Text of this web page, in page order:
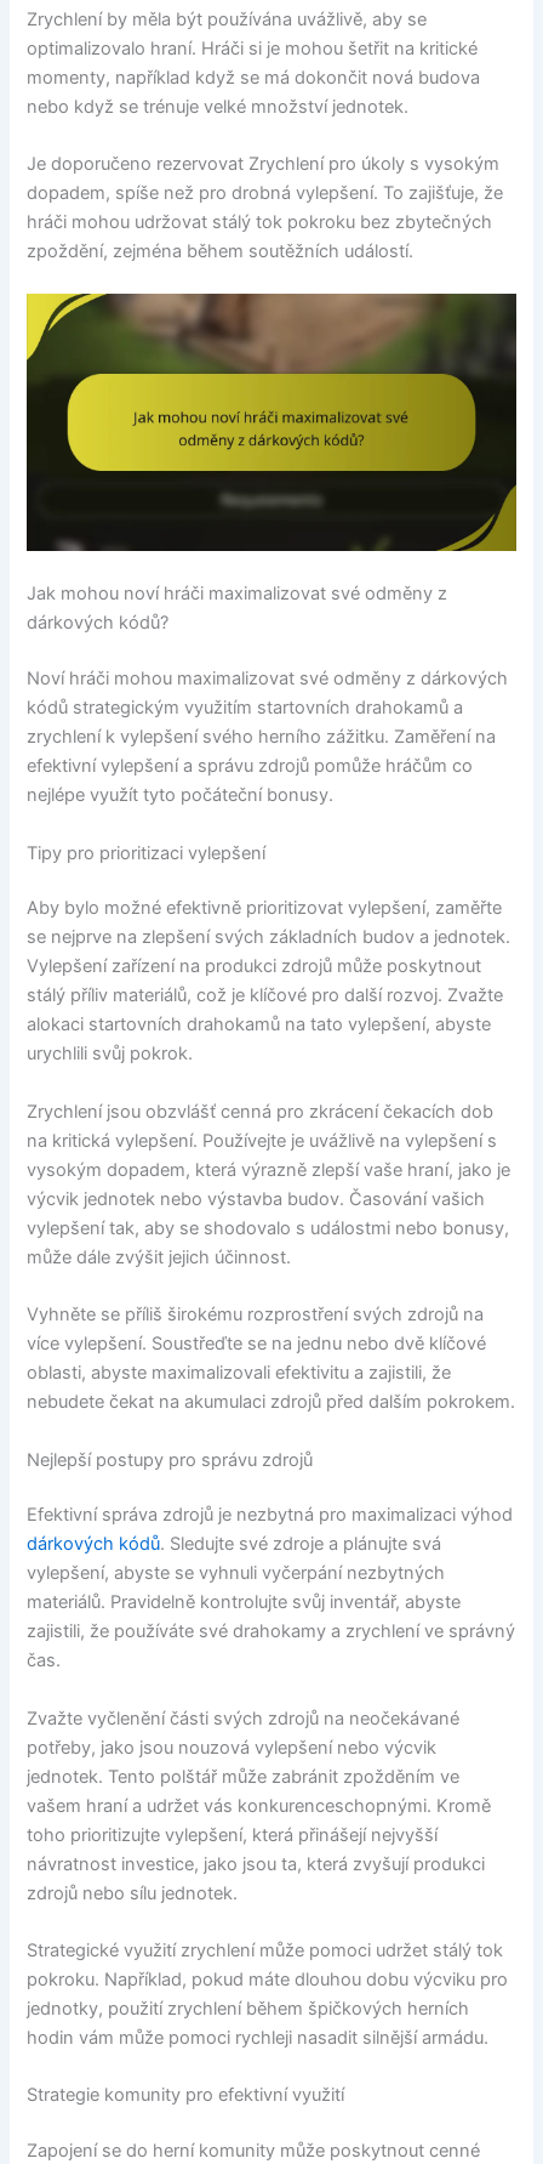
Zrychlení by měla být používána uvážlivě, aby se
optimalizovalo hraní. Hráči si je mohou šetřit na kritické
momenty, například když se má dokončit nová budova
nebo když se trénuje velké množství jednotek.
Je doporučeno rezervovat Zrychlení pro úkoly s vysokým
dopadem, spíše než pro drobná vylepšení. To zajišťuje, že
hráči mohou udržovat stálý tok pokroku bez zbytečných
zpoždění, zejména během soutěžních událostí.
Jak mohou noví hráči maximalizovat své odměny z
dárkových kódů?
Noví hráči mohou maximalizovat své odměny z dárkových
kódů strategickým využitím startovních drahokamů a
zrychlení k vylepšení svého herního zážitku. Zaměření na
efektivní vylepšení a správu zdrojů pomůže hráčům co
nejlépe využít tyto počáteční bonusy.
Tipy pro prioritizaci vylepšení
Aby bylo možné efektivně prioritizovat vylepšení, zaměřte
se nejprve na zlepšení svých základních budov a jednotek.
Vylepšení zařízení na produkci zdrojů může poskytnout
stálý příliv materiálů, což je klíčové pro další rozvoj. Zvažte
alokaci startovních drahokamů na tato vylepšení, abyste
urychlili svůj pokrok.
Zrychlení jsou obzvlášť cenná pro zkrácení čekacích dob
na kritická vylepšení. Používejte je uvážlivě na vylepšení s
vysokým dopadem, která výrazně zlepší vaše hraní, jako je
výcvik jednotek nebo výstavba budov. Časování vašich
vylepšení tak, aby se shodovalo s událostmi nebo bonusy,
může dále zvýšit jejich účinnost.
Vyhněte se příliš širokému rozprostření svých zdrojů na
více vylepšení. Soustřeďte se na jednu nebo dvě klíčové
oblasti, abyste maximalizovali efektivitu a zajistili, že
nebudete čekat na akumulaci zdrojů před dalším pokrokem.
Nejlepší postupy pro správu zdrojů
Efektivní správa zdrojů je nezbytná pro maximalizaci výhod
dárkových kódů. Sledujte své zdroje a plánujte svá
vylepšení, abyste se vyhnuli vyčerpání nezbytných
materiálů. Pravidelně kontrolujte svůj inventář, abyste
zajistili, že používáte své drahokamy a zrychlení ve správný
čas.
Zvažte vyčlenění části svých zdrojů na neočekávané
potřeby, jako jsou nouzová vylepšení nebo výcvik
jednotek. Tento polštář může zabránit zpožděním ve
vašem hraní a udržet vás konkurenceschopnými. Kromě
toho prioritizujte vylepšení, která přinášejí nejvyšší
návratnost investice, jako jsou ta, která zvyšují produkci
zdrojů nebo sílu jednotek.
Strategické využití zrychlení může pomoci udržet stálý tok
pokroku. Například, pokud máte dlouhou dobu výcviku pro
jednotky, použití zrychlení během špičkových herních
hodin vám může pomoci rychleji nasadit silnější armádu.
Strategie komunity pro efektivní využití
Zapojení se do herní komunity může poskytnout cenné